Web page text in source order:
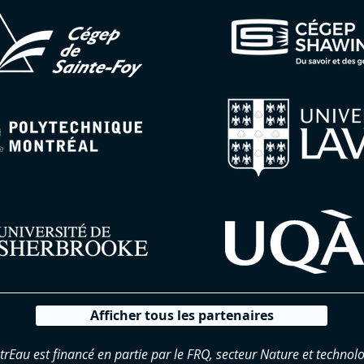
Afficher tous les partenaires
est financé en partie par le FRQ, secteur Nature et